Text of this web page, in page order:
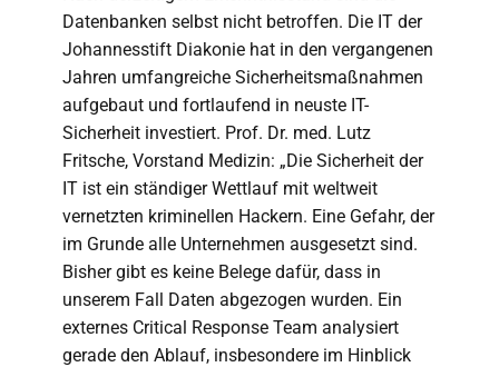
Datenbanken selbst nicht betroffen. Die IT der
Johannesstift Diakonie hat in den vergangenen
Jahren umfangreiche Sicherheitsmaßnahmen
aufgebaut und fortlaufend in neuste IT-
Sicherheit investiert. Prof. Dr. med. Lutz
Fritsche, Vorstand Medizin: „Die Sicherheit der
IT ist ein ständiger Wettlauf mit weltweit
vernetzten kriminellen Hackern. Eine Gefahr, der
im Grunde alle Unternehmen ausgesetzt sind.
Bisher gibt es keine Belege dafür, dass in
unserem Fall Daten abgezogen wurden. Ein
externes Critical Response Team analysiert
gerade den Ablauf, insbesondere im Hinblick